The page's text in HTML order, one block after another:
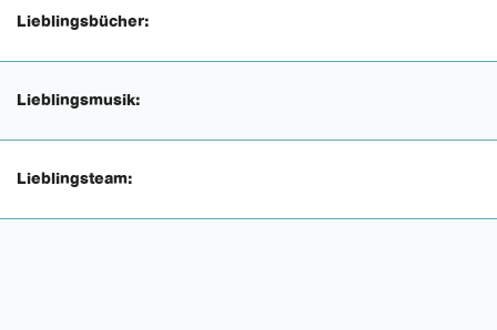
Lieblingsbücher:
Lieblingsmusik:
Lieblingsteam: